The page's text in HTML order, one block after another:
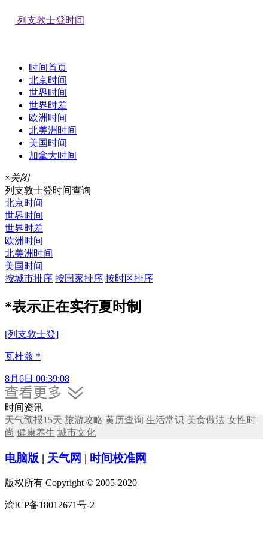
列支敦士登时间
时间首页
北京时间
世界时间
世界时差
欧洲时间
北美洲时间
美国时间
加拿大时间
×关闭
列支敦士登时间查询
北京时间
世界时间
世界时差
欧洲时间
北美洲时间
美国时间
按城市排序 按国家排序 按时区排序
*表示正在实行夏时制
[列支敦士登]
瓦杜兹 *
8月6日 00:39:08
时间资讯
天气预报15天 旅游攻略 黄历查询 生活常识 美食做法 女性时
尚 健康养生 城市文化
电脑版 | 天气网 | 时间校准网
版权所有 Copyright © 2005-2020
渝ICP备18012671号-2